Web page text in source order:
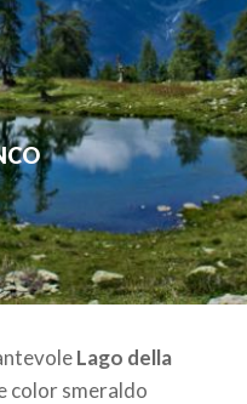
Lago della
color smeraldo